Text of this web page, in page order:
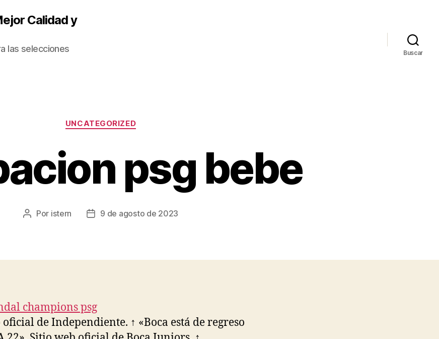
Calidad y
las selecciones
Buscar
Categorías
UNCATEGORIZED
psg bebe
Autor
Por istern
Fecha9 de agosto de 2023
de Independiente. ↑ «Boca está de regreso